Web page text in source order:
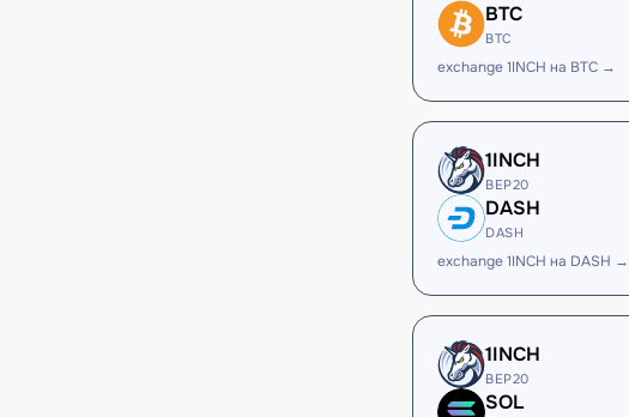
BTC
BTC
exchange 1INCH на BTC →
1INCH
BEP20
DASH
DASH
exchange 1INCH на DASH →
1INCH
BEP20
SOL